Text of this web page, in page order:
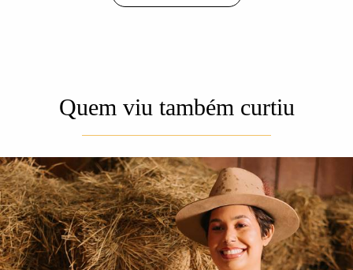
Quem viu também curtiu